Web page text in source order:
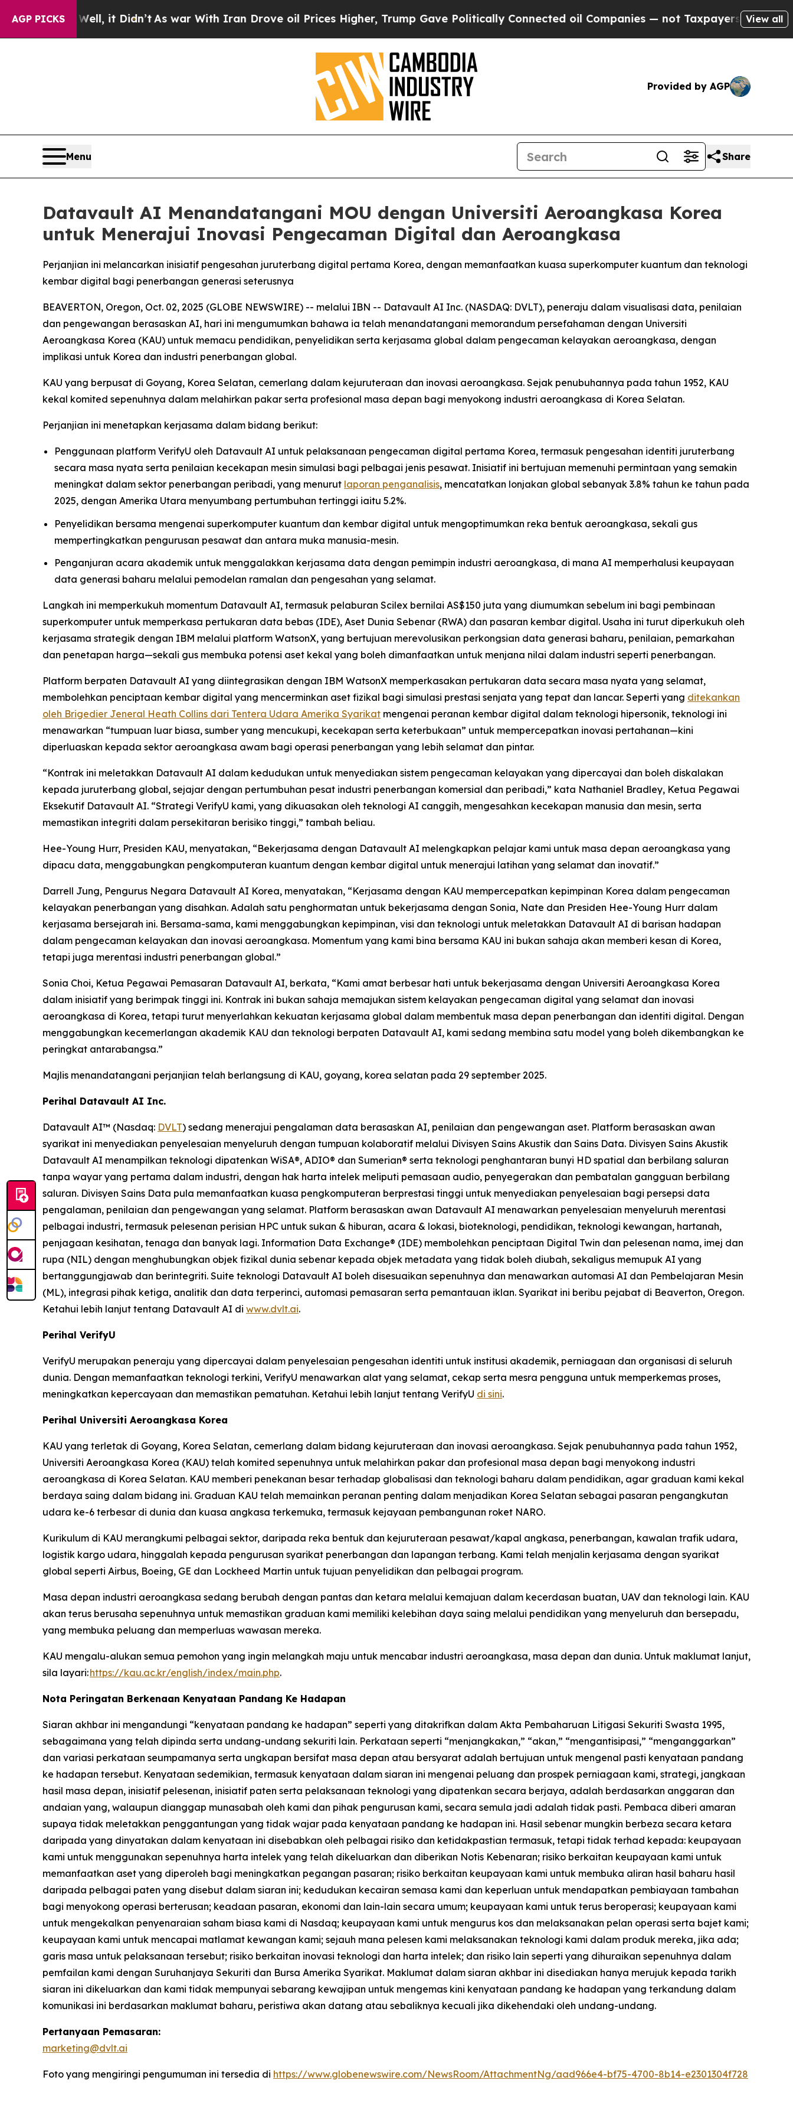
AGP PICKS
it Didn’t As war With Iran Drove oil Prices Higher, Trump Gave Politically Connected oil Companies — not Taxpayers — the Chance to Cash
View all
Provided by AGP
Menu Share
Datavault AI Menandatangani MOU dengan Universiti Aeroangkasa Korea
untuk Menerajui Inovasi Pengecaman Digital dan Aeroangkasa
Perjanjian ini melancarkan inisiatif pengesahan juruterbang digital pertama Korea, dengan memanfaatkan kuasa superkomputer kuantum dan teknologi
kembar digital bagi penerbangan generasi seterusnya
BEAVERTON, Oregon, Oct. 02, 2025 (GLOBE NEWSWIRE) -- melalui IBN -- Datavault AI Inc. (NASDAQ: DVLT), peneraju dalam visualisasi data, penilaian
dan pengewangan berasaskan AI, hari ini mengumumkan bahawa ia telah menandatangani memorandum persefahaman dengan Universiti
Aeroangkasa Korea (KAU) untuk memacu pendidikan, penyelidikan serta kerjasama global dalam pengecaman kelayakan aeroangkasa, dengan
implikasi untuk Korea dan industri penerbangan global.
KAU yang berpusat di Goyang, Korea Selatan, cemerlang dalam kejuruteraan dan inovasi aeroangkasa. Sejak penubuhannya pada tahun 1952, KAU
kekal komited sepenuhnya dalam melahirkan pakar serta profesional masa depan bagi menyokong industri aeroangkasa di Korea Selatan.
Perjanjian ini menetapkan kerjasama dalam bidang berikut:
Penggunaan platform VerifyU oleh Datavault AI untuk pelaksanaan pengecaman digital pertama Korea, termasuk pengesahan identiti juruterbang
secara masa nyata serta penilaian kecekapan mesin simulasi bagi pelbagai jenis pesawat. Inisiatif ini bertujuan memenuhi permintaan yang semakin
meningkat dalam sektor penerbangan peribadi, yang menurut laporan penganalisis, mencatatkan lonjakan global sebanyak 3.8% tahun ke tahun pada
2025, dengan Amerika Utara menyumbang pertumbuhan tertinggi iaitu 5.2%.
Penyelidikan bersama mengenai superkomputer kuantum dan kembar digital untuk mengoptimumkan reka bentuk aeroangkasa, sekali gus
mempertingkatkan pengurusan pesawat dan antara muka manusia-mesin.
Penganjuran acara akademik untuk menggalakkan kerjasama data dengan pemimpin industri aeroangkasa, di mana AI memperhalusi keupayaan
data generasi baharu melalui pemodelan ramalan dan pengesahan yang selamat.
Langkah ini memperkukuh momentum Datavault AI, termasuk pelaburan Scilex bernilai AS$150 juta yang diumumkan sebelum ini bagi pembinaan
superkomputer untuk memperkasa pertukaran data bebas (IDE), Aset Dunia Sebenar (RWA) dan pasaran kembar digital. Usaha ini turut diperkukuh oleh
kerjasama strategik dengan IBM melalui platform WatsonX, yang bertujuan merevolusikan perkongsian data generasi baharu, penilaian, pemarkahan
dan penetapan harga—sekali gus membuka potensi aset kekal yang boleh dimanfaatkan untuk menjana nilai dalam industri seperti penerbangan.
Platform berpaten Datavault AI yang diintegrasikan dengan IBM WatsonX memperkasakan pertukaran data secara masa nyata yang selamat,
membolehkan penciptaan kembar digital yang mencerminkan aset fizikal bagi simulasi prestasi senjata yang tepat dan lancar. Seperti yang ditekankan
oleh Brigedier Jeneral Heath Collins dari Tentera Udara Amerika Syarikat mengenai peranan kembar digital dalam teknologi hipersonik, teknologi ini
menawarkan “tumpuan luar biasa, sumber yang mencukupi, kecekapan serta keterbukaan” untuk mempercepatkan inovasi pertahanan—kini
diperluaskan kepada sektor aeroangkasa awam bagi operasi penerbangan yang lebih selamat dan pintar.
“Kontrak ini meletakkan Datavault AI dalam kedudukan untuk menyediakan sistem pengecaman kelayakan yang dipercayai dan boleh diskalakan
kepada juruterbang global, sejajar dengan pertumbuhan pesat industri penerbangan komersial dan peribadi,” kata Nathaniel Bradley, Ketua Pegawai
Eksekutif Datavault AI. “Strategi VerifyU kami, yang dikuasakan oleh teknologi AI canggih, mengesahkan kecekapan manusia dan mesin, serta
memastikan integriti dalam persekitaran berisiko tinggi,” tambah beliau.
Hee-Young Hurr, Presiden KAU, menyatakan, “Bekerjasama dengan Datavault AI melengkapkan pelajar kami untuk masa depan aeroangkasa yang
dipacu data, menggabungkan pengkomputeran kuantum dengan kembar digital untuk menerajui latihan yang selamat dan inovatif.”
Darrell Jung, Pengurus Negara Datavault AI Korea, menyatakan, “Kerjasama dengan KAU mempercepatkan kepimpinan Korea dalam pengecaman
kelayakan penerbangan yang disahkan. Adalah satu penghormatan untuk bekerjasama dengan Sonia, Nate dan Presiden Hee-Young Hurr dalam
kerjasama bersejarah ini. Bersama-sama, kami menggabungkan kepimpinan, visi dan teknologi untuk meletakkan Datavault AI di barisan hadapan
dalam pengecaman kelayakan dan inovasi aeroangkasa. Momentum yang kami bina bersama KAU ini bukan sahaja akan memberi kesan di Korea,
tetapi juga merentasi industri penerbangan global.”
Sonia Choi, Ketua Pegawai Pemasaran Datavault AI, berkata, “Kami amat berbesar hati untuk bekerjasama dengan Universiti Aeroangkasa Korea
dalam inisiatif yang berimpak tinggi ini. Kontrak ini bukan sahaja memajukan sistem kelayakan pengecaman digital yang selamat dan inovasi
aeroangkasa di Korea, tetapi turut menyerlahkan kekuatan kerjasama global dalam membentuk masa depan penerbangan dan identiti digital. Dengan
menggabungkan kecemerlangan akademik KAU dan teknologi berpaten Datavault AI, kami sedang membina satu model yang boleh dikembangkan ke
peringkat antarabangsa.”
Majlis menandatangani perjanjian telah berlangsung di KAU, goyang, korea selatan pada 29 september 2025.
Perihal Datavault AI Inc.
Datavault AI™ (Nasdaq: DVLT) sedang menerajui pengalaman data berasaskan AI, penilaian dan pengewangan aset. Platform berasaskan awan
syarikat ini menyediakan penyelesaian menyeluruh dengan tumpuan kolaboratif melalui Divisyen Sains Akustik dan Sains Data. Divisyen Sains Akustik
Datavault AI menampilkan teknologi dipatenkan WiSA®, ADIO® dan Sumerian® serta teknologi penghantaran bunyi HD spatial dan berbilang saluran
tanpa wayar yang pertama dalam industri, dengan hak harta intelek meliputi pemasaan audio, penyegerakan dan pembatalan gangguan berbilang
saluran. Divisyen Sains Data pula memanfaatkan kuasa pengkomputeran berprestasi tinggi untuk menyediakan penyelesaian bagi persepsi data
pengalaman, penilaian dan pengewangan yang selamat. Platform berasaskan awan Datavault AI menawarkan penyelesaian menyeluruh merentasi
pelbagai industri, termasuk pelesenan perisian HPC untuk sukan & hiburan, acara & lokasi, bioteknologi, pendidikan, teknologi kewangan, hartanah,
penjagaan kesihatan, tenaga dan banyak lagi. Information Data Exchange® (IDE) membolehkan penciptaan Digital Twin dan pelesenan nama, imej dan
rupa (NIL) dengan menghubungkan objek fizikal dunia sebenar kepada objek metadata yang tidak boleh diubah, sekaligus memupuk AI yang
bertanggungjawab dan berintegriti. Suite teknologi Datavault AI boleh disesuaikan sepenuhnya dan menawarkan automasi AI dan Pembelajaran Mesin
(ML), integrasi pihak ketiga, analitik dan data terperinci, automasi pemasaran serta pemantauan iklan. Syarikat ini beribu pejabat di Beaverton, Oregon.
Ketahui lebih lanjut tentang Datavault AI di www.dvlt.ai.
Perihal VerifyU
VerifyU merupakan peneraju yang dipercayai dalam penyelesaian pengesahan identiti untuk institusi akademik, perniagaan dan organisasi di seluruh
dunia. Dengan memanfaatkan teknologi terkini, VerifyU menawarkan alat yang selamat, cekap serta mesra pengguna untuk memperkemas proses,
meningkatkan kepercayaan dan memastikan pematuhan. Ketahui lebih lanjut tentang VerifyU di sini.
Perihal Universiti Aeroangkasa Korea
KAU yang terletak di Goyang, Korea Selatan, cemerlang dalam bidang kejuruteraan dan inovasi aeroangkasa. Sejak penubuhannya pada tahun 1952,
Universiti Aeroangkasa Korea (KAU) telah komited sepenuhnya untuk melahirkan pakar dan profesional masa depan bagi menyokong industri
aeroangkasa di Korea Selatan. KAU memberi penekanan besar terhadap globalisasi dan teknologi baharu dalam pendidikan, agar graduan kami kekal
berdaya saing dalam bidang ini. Graduan KAU telah memainkan peranan penting dalam menjadikan Korea Selatan sebagai pasaran pengangkutan
udara ke-6 terbesar di dunia dan kuasa angkasa terkemuka, termasuk kejayaan pembangunan roket NARO.
Kurikulum di KAU merangkumi pelbagai sektor, daripada reka bentuk dan kejuruteraan pesawat/kapal angkasa, penerbangan, kawalan trafik udara,
logistik kargo udara, hinggalah kepada pengurusan syarikat penerbangan dan lapangan terbang. Kami telah menjalin kerjasama dengan syarikat
global seperti Airbus, Boeing, GE dan Lockheed Martin untuk tujuan penyelidikan dan pelbagai program.
Masa depan industri aeroangkasa sedang berubah dengan pantas dan ketara melalui kemajuan dalam kecerdasan buatan, UAV dan teknologi lain. KAU
akan terus berusaha sepenuhnya untuk memastikan graduan kami memiliki kelebihan daya saing melalui pendidikan yang menyeluruh dan bersepadu,
yang membuka peluang dan memperluas wawasan mereka.
KAU mengalu-alukan semua pemohon yang ingin melangkah maju untuk mencabar industri aeroangkasa, masa depan dan dunia. Untuk maklumat lanjut,
sila layari:https://kau.ac.kr/english/index/main.php.
Nota Peringatan Berkenaan Kenyataan Pandang Ke Hadapan
Siaran akhbar ini mengandungi “kenyataan pandang ke hadapan” seperti yang ditakrifkan dalam Akta Pembaharuan Litigasi Sekuriti Swasta 1995,
sebagaimana yang telah dipinda serta undang-undang sekuriti lain. Perkataan seperti “menjangkakan,” “akan,” “mengantisipasi,” “menganggarkan”
dan variasi perkataan seumpamanya serta ungkapan bersifat masa depan atau bersyarat adalah bertujuan untuk mengenal pasti kenyataan pandang
ke hadapan tersebut. Kenyataan sedemikian, termasuk kenyataan dalam siaran ini mengenai peluang dan prospek perniagaan kami, strategi, jangkaan
hasil masa depan, inisiatif pelesenan, inisiatif paten serta pelaksanaan teknologi yang dipatenkan secara berjaya, adalah berdasarkan anggaran dan
andaian yang, walaupun dianggap munasabah oleh kami dan pihak pengurusan kami, secara semula jadi adalah tidak pasti. Pembaca diberi amaran
supaya tidak meletakkan penggantungan yang tidak wajar pada kenyataan pandang ke hadapan ini. Hasil sebenar mungkin berbeza secara ketara
daripada yang dinyatakan dalam kenyataan ini disebabkan oleh pelbagai risiko dan ketidakpastian termasuk, tetapi tidak terhad kepada: keupayaan
kami untuk menggunakan sepenuhnya harta intelek yang telah dikeluarkan dan diberikan Notis Kebenaran; risiko berkaitan keupayaan kami untuk
memanfaatkan aset yang diperoleh bagi meningkatkan pegangan pasaran; risiko berkaitan keupayaan kami untuk membuka aliran hasil baharu hasil
daripada pelbagai paten yang disebut dalam siaran ini; kedudukan kecairan semasa kami dan keperluan untuk mendapatkan pembiayaan tambahan
bagi menyokong operasi berterusan; keadaan pasaran, ekonomi dan lain-lain secara umum; keupayaan kami untuk terus beroperasi; keupayaan kami
untuk mengekalkan penyenaraian saham biasa kami di Nasdaq; keupayaan kami untuk mengurus kos dan melaksanakan pelan operasi serta bajet kami;
keupayaan kami untuk mencapai matlamat kewangan kami; sejauh mana pelesen kami melaksanakan teknologi kami dalam produk mereka, jika ada;
garis masa untuk pelaksanaan tersebut; risiko berkaitan inovasi teknologi dan harta intelek; dan risiko lain seperti yang dihuraikan sepenuhnya dalam
pemfailan kami dengan Suruhanjaya Sekuriti dan Bursa Amerika Syarikat. Maklumat dalam siaran akhbar ini disediakan hanya merujuk kepada tarikh
siaran ini dikeluarkan dan kami tidak mempunyai sebarang kewajipan untuk mengemas kini kenyataan pandang ke hadapan yang terkandung dalam
komunikasi ini berdasarkan maklumat baharu, peristiwa akan datang atau sebaliknya kecuali jika dikehendaki oleh undang-undang.
Pertanyaan Pemasaran:
marketing@dvlt.ai
Foto yang mengiringi pengumuman ini tersedia di https://www.globenewswire.com/NewsRoom/AttachmentNg/aad966e4-bf75-4700-8b14-e2301304f728